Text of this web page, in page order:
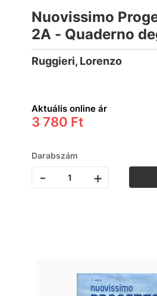
Nuovissimo
2A - Quaderno
con DVD
Ruggieri, Lorenzo
Aktuális online ár
3 780 Ft
Darabszám
- +